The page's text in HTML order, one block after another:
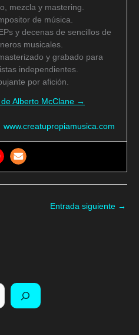
mezcla y mastering.
de música.
y decenas de sencillos de
musicales.
y grabado para
independientes.
por afición.
Alberto McClane →
www.creatupropiamusica.com
Entrada siguiente →